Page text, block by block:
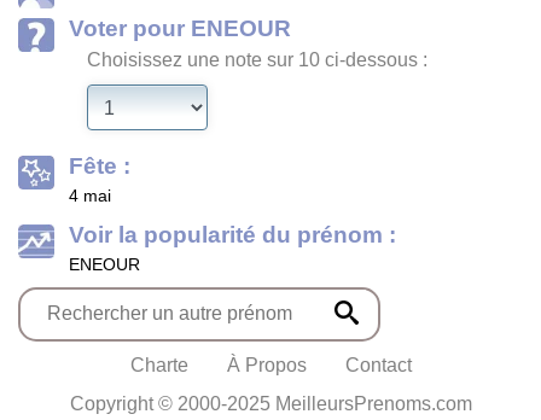
Voter pour ENEOUR
Choisissez une note sur 10 ci-dessous :
Fête :
4 mai
Voir la popularité du prénom :
ENEOUR
Charte À Propos
Contact
Copyright © 2000-2025 MeilleursPrenoms.com